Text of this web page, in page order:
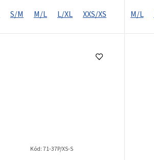
S/M M/L L/XL XXS/XS M/L
Kód:71-37P/XS-S